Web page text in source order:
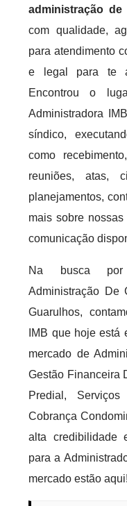
administração
com qualidade,
para atendimento
e legal para te
Encontrou o
Administradora
síndico,
como
reuniões, atas,
planejamentos,
mais sobre
comunicação
Na busca por
Administração De
Guarulhos,
IMB que hoje está
mercado de
Gestão Financeira
Predial,
Cobrança
alta credibilidade
para a
mercado estão aqui!